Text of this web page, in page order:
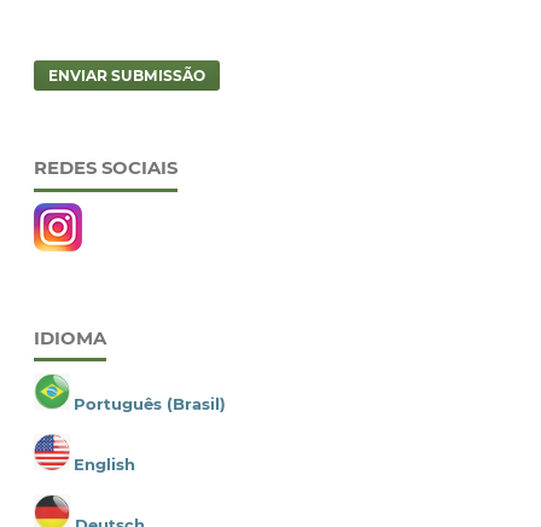
ENVIAR SUBMISSÃO
REDES SOCIAIS
IDIOMA
Português (Brasil)
English